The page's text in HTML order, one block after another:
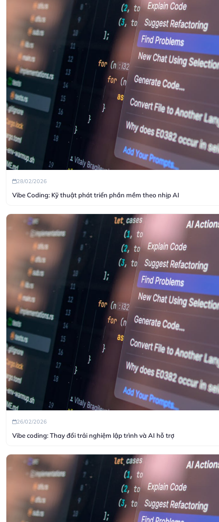
28/02/2026
Vibe Coding: Kỹ thuật phát triển phần mềm theo nhịp AI
26/02/2026
Vibe coding: Thay đổi trải nghiệm lập trình và AI hỗ trợ